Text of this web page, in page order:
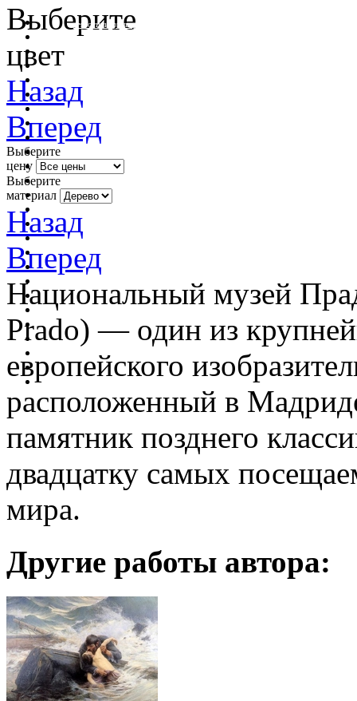
очистить фильтр цвета
Выберите
цвет
Назад
Вперед
Выберите
цену
Выберите
материал
Назад
Вперед
Национальный музей
Prado) — один из
европейского
расположенный в
памятник позднего
двадцатку самых
мира.
Другие работы автора: